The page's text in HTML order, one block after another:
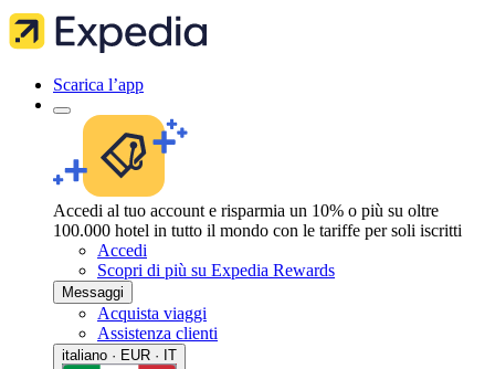
Scarica l’app
Accedi al tuo account e risparmia un 10% o più su oltre
100.000 hotel in tutto il mondo con le tariffe per soli iscritti
Accedi
Scopri di più su Expedia Rewards
Messaggi
Acquista viaggi
Assistenza clienti
italiano · EUR · IT